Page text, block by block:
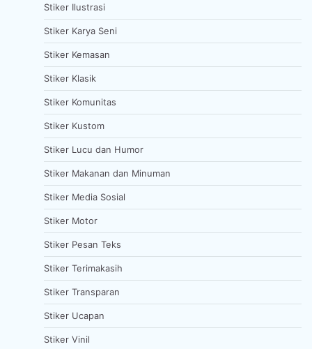
Stiker Ilustrasi
Stiker Karya Seni
Stiker Kemasan
Stiker Klasik
Stiker Komunitas
Stiker Kustom
Stiker Lucu dan Humor
Stiker Makanan dan Minuman
Stiker Media Sosial
Stiker Motor
Stiker Pesan Teks
Stiker Terimakasih
Stiker Transparan
Stiker Ucapan
Stiker Vinil